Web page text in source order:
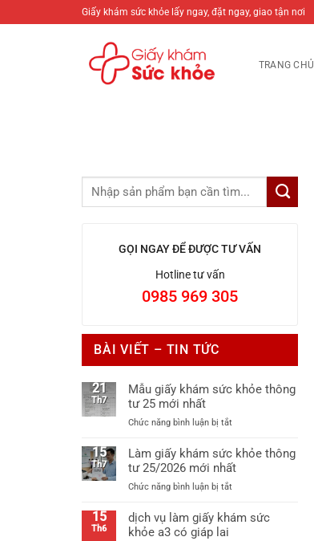
qua
Giấy khám sức khỏe lấy ngay, đặt ngay, giao tận nơi
TRANG CHỦ
GỌI NGAY ĐỂ ĐƯỢC TƯ VẤN
Hotline tư vấn
0985 969 305
BÀI VIẾT – TIN TỨC
21
Th7
Mẫu giấy khám sức khỏe thông
tư 25 mới nhất
Chức năng bình luận bị tắtở
giấy
khám
khỏe
tư
15
Th7
Làm giấy khám sức khỏe thông
tư 25/2026 mới nhất
Chức năng bình luận bị tắtở
giấy
15
Th6
dịch vụ làm giấy khám sức
khỏe a3 có giáp lai